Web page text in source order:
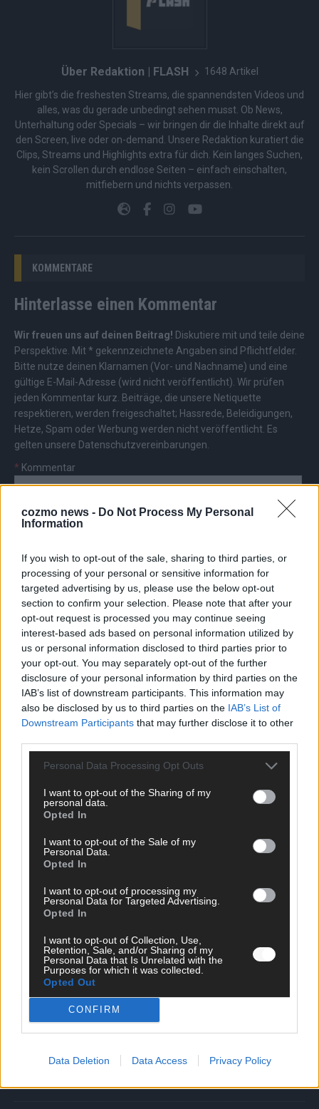
cozmo news - Do Not Process My Personal
Information
If you wish to opt-out of the sale, sharing to third parties, or
processing of your personal or sensitive information for
targeted advertising by us, please use the below opt-out
section to confirm your selection. Please note that after your
opt-out request is processed you may continue seeing
interest-based ads based on personal information utilized by
us or personal information disclosed to third parties prior to
your opt-out. You may separately opt-out of the further
disclosure of your personal information by third parties on the
IAB’s list of downstream participants. This information may
also be disclosed by us to third parties on the IAB’s List of
Downstream Participants that may further disclose it to other
Personal Data Processing Opt Outs
I want to opt-out of the Sharing of my
personal data.
Opted In
I want to opt-out of the Sale of my
Personal Data.
Opted In
I want to opt-out of processing my
Personal Data for Targeted Advertising.
Opted In
I want to opt-out of Collection, Use,
Retention, Sale, and/or Sharing of my
Personal Data that Is Unrelated with the
Purposes for which it was collected.
Opted Out
CONFIRM
Data Deletion Data Access Privacy Policy
Über Redaktion | FLASH 1648 Artikel
Hier gibt’s die freshesten Streams, die spannendsten Videos und
alles, was du gerade unbedingt sehen musst. Ob News,
Unterhaltung oder Specials – wir bringen dir die Inhalte direkt auf
den Screen, live oder on-demand. Unsere Redaktion kuratiert die
Clips, Streams und Highlights extra für dich. Kein langes Suchen,
kein Scrollen durch endlose Seiten – einfach einschalten,
mitfiebern und nichts verpassen.
KOMMENTARE
Hinterlasse einen Kommentar
Wir freuen uns auf deinen Beitrag! Diskutiere mit und teile deine
Perspektive. Mit * gekennzeichnete Angaben sind Pflichtfelder.
Bitte nutze deinen Klarnamen (Vor- und Nachname) und eine
gültige E-Mail-Adresse (wird nicht veröffentlicht). Wir prüfen
jeden Kommentar kurz. Beiträge, die unsere Netiquette
respektieren, werden freigeschaltet; Hassrede, Beleidigungen,
Hetze, Spam oder Werbung werden nicht veröffentlicht. Es
gelten unsere Datenschutzvereinbarungen
* Kommentar
Vor- und Nachname
AD
FOLGE UNS BEI FACEBOOK
MEDIATHEK
The Voice of Germany: „My Way“ Mit 80 will er es noch